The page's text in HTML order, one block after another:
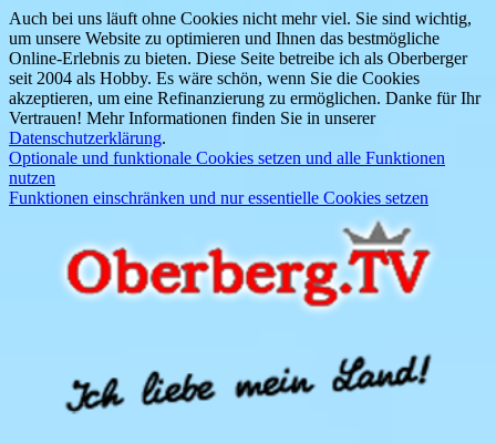
Auch bei uns läuft ohne Cookies nicht mehr viel. Sie sind wichtig,
um unsere Website zu optimieren und Ihnen das bestmögliche
Online-Erlebnis zu bieten. Diese Seite betreibe ich als Oberberger
seit 2004 als Hobby. Es wäre schön, wenn Sie die Cookies
akzeptieren, um eine Refinanzierung zu ermöglichen. Danke für Ihr
Vertrauen! Mehr Informationen finden Sie in unserer
Datenschutzerklärung.
Optionale und funktionale Cookies setzen und alle Funktionen
nutzen
Funktionen einschränken und nur essentielle Cookies setzen